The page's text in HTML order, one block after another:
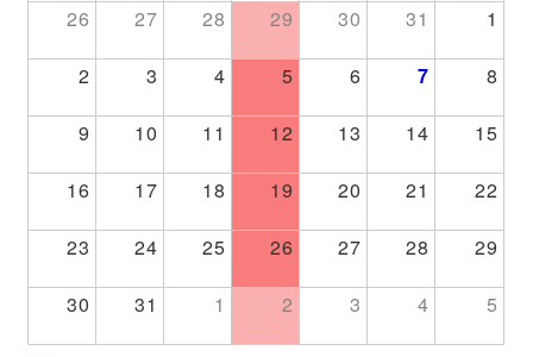
26 27 28 29 30 31 1
2 3 4 5 6 7 8
9 10 11 12 13 14 15
16 17 18 19 20 21 22
23 24 25 26 27 28 29
30 31 1 2 3 4 5